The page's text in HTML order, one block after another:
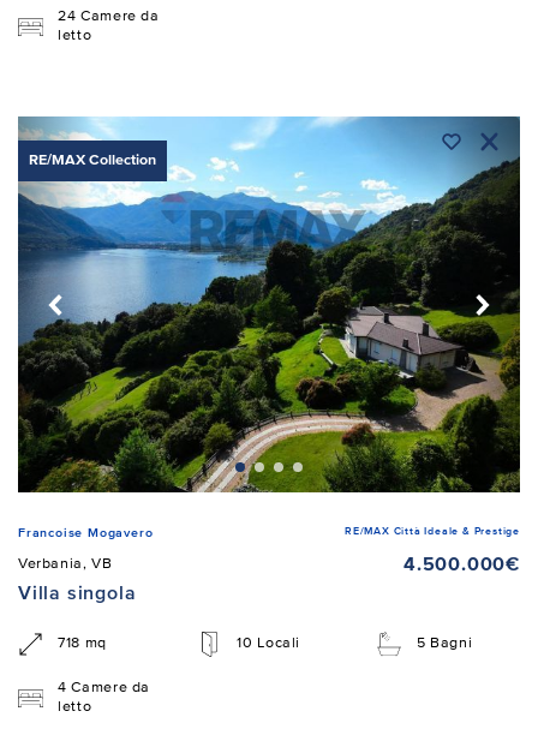
24 Camere da
letto
RE/MAX Collection
Francoise Mogavero RE/MAX Città Ideale & Prestige
Verbania, VB
4.500.000€
Villa singola
718 mq 10 Locali 5 Bagni
4 Camere da
letto